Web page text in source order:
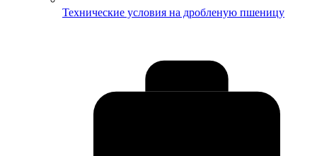
Технические условия на дробленую пшеницу